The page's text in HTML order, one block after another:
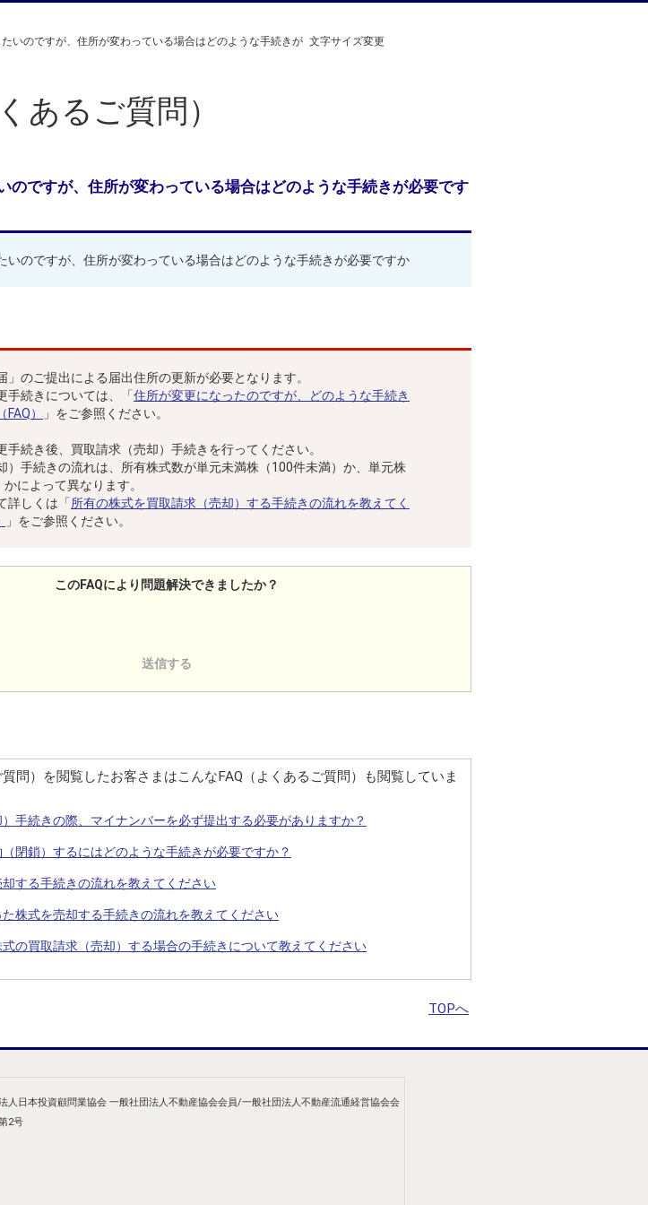
文字サイズ変更
いのですが、住所が変わっている場合はどのような手続きが
あるご質問）
のですが、住所が変わっている場合はどのような手続きが必要です
いのですが、住所が変わっている場合はどのような手続きが必要ですか
」のご提出による届出住所の更新が必要となります。
手続きについては、「住所が変更になったのですが、どのような手続き
）
」をご参照ください。
手続き後、買取請求（売却）手続きを行ってください。
）手続きの流れは、所有株式数が単元未満株（100件未満）か、単元株
かによって異なります。
詳しくは「所有の株式を買取請求（売却）する手続きの流れを教えてく
」をご参照ください。
このFAQにより問題解決できましたか？
問）を閲覧したお客さまはこんなFAQ（よくあるご質問）も閲覧していま
手続きの際、マイナンバーを必ず提出する必要がありますか？
閉鎖）するにはどのような手続きが必要ですか？
する手続きの流れを教えてください
た株式を売却する手続きの流れを教えてください
の買取請求（売却）する場合の手続きについて教えてください
TOPへ
日本投資顧問業協会 一般社団法人不動産協会会員/一般社団法人不動産流通経営協会会
2号